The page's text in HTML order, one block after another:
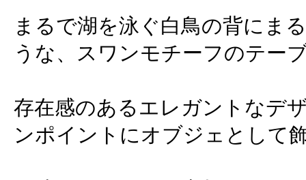
まるで湖を泳ぐ白鳥の背にま
うな、スワンモチーフのテー
存在感のあるエレガントなデ
ンポイントにオブジェとして